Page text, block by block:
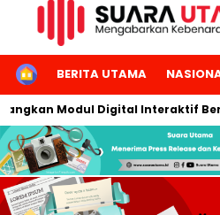
HOMEBERITA UTAMA
Modul Digital Interaktif